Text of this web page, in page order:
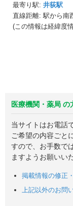
最寄り駅: 井荻駅
直線距離: 駅から南
(この情報は経緯度
医療機関・薬局 の
当サイトはお電話
ご希望の内容ごと
すので、お手数で
ますようお願いい
掲載情報の修正
上記以外のお問